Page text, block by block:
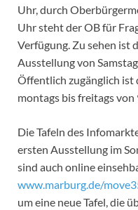
Uhr, durch
Uhr steht der OB für
Verfügung. Zu sehen ist
Ausstellung von
Öffentlich zugänglich ist
montags bis freitags von
Die Tafeln des
ersten Ausstellung im
sind auch online
www.marburg.de/
um eine neue Tafel, die